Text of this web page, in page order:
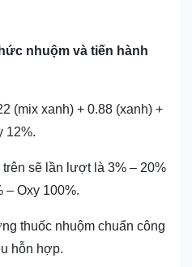
nhuộm và tiến hành
(mix xanh) + 0.88 (xanh) +
12%.
sẽ lần lượt là 3% – 20%
– Oxy 100%.
thuốc nhuộm chuẩn công
hỗn hợp.